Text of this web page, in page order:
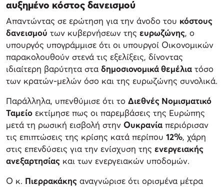
αυξημένο κόστος δανεισμού
Απαντώντας σε ερώτηση για την άνοδο του κόστους
δανεισμού των κυβερνήσεων της ευρωζώνης, ο
υπουργός υπογράμμισε ότι οι υπουργοί Οικονομικών
παρακολουθούν στενά τις εξελίξεις, δίνοντας
ιδιαίτερη βαρύτητα στα δημοσιονομικά θεμέλια τόσο
των κρατών-μελών όσο και της ευρωζώνης συνολικά.
Παράλληλα, υπενθύμισε ότι το Διεθνές Νομισματικό
Ταμείο εκτίμησε πως οι παρεμβάσεις της Ευρώπης
μετά τη ρωσική εισβολή στην Ουκρανία περιόρισαν
τις επιπτώσεις της κρίσης κατά περίπου 12%, χάρη
στις επενδύσεις για την ενίσχυση της ενεργειακής
ανεξαρτησίας και των ενεργειακών υποδομών.
Ο κ. Πιερρακάκης αναγνώρισε ότι ορισμένα μέτρα